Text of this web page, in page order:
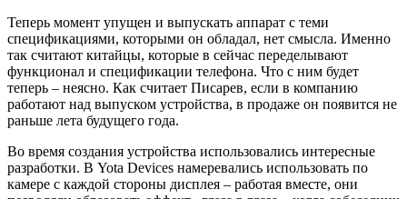
Теперь момент упущен и выпускать аппарат с теми
спецификациями, которыми он обладал, нет смысла. Именно
так считают китайцы, которые в сейчас переделывают
функционал и спецификации телефона. Что с ним будет
теперь – неясно. Как считает Писарев, если в компанию
работают над выпуском устройства, в продаже он появится не
раньше лета будущего года.
Во время создания устройства использовались интересные
разработки. В Yota Devices намеревались использовать по
камере с каждой стороны дисплея – работая вместе, они